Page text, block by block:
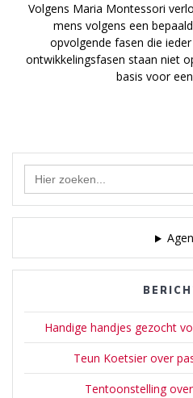
Volgens Maria Montessori
mens volgens een
opvolgende fasen die
ontwikkelingsfasen staan niet
basis voor
Zoek
Handige handjes gezocht
Teun Koetsier over
Tentoonstelling over